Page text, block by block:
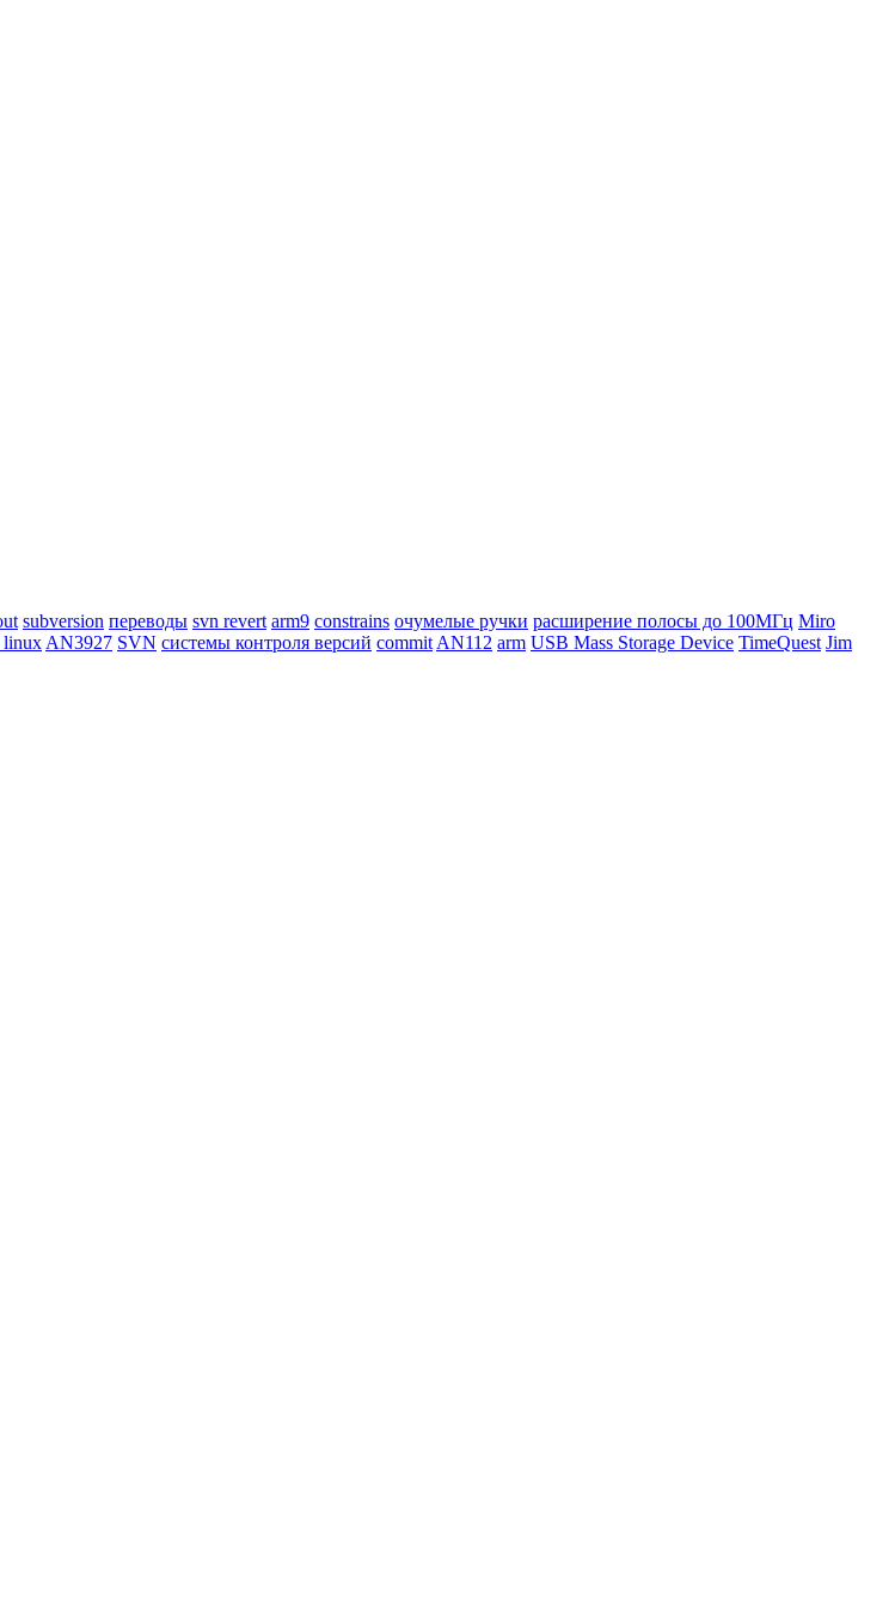
subversion переводы svn revert arm9 constrains очумелые ручки расширение полосы до 100МГц Miro
linuxAN3927 SVN системы контроля версий commitAN112 arm USB Mass Storage Device TimeQuest Jim